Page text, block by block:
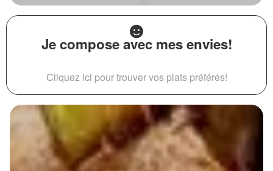
Je compose avec mes envies!
Cliquez ici pour trouver vos plats préférés!